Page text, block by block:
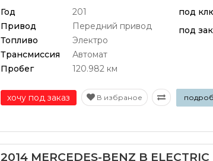
Год
201
Привод
Передний привод
Топливо
Электро
Трансмиссия
Автомат
Пробег
120.982 км
под
под
хочу под заказ В избраное
2014 MERCEDES-BENZ B ELECTRIC